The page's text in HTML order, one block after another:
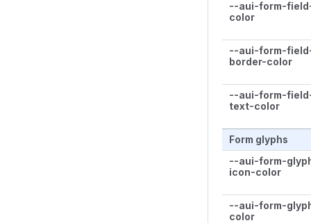
--aui-form-
color
--aui-form-
border-color
--aui-form-
text-color
Form glyphs
--aui-form-
icon-color
--aui-form-
color